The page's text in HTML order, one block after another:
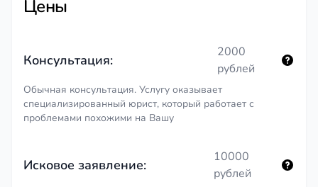
Цены
Консультация:
2000
рублей
Обычная консультация. Услугу оказывает
специализированный юрист, который работает с
проблемами похожими на Вашу
Исковое заявление:
10000
рублей